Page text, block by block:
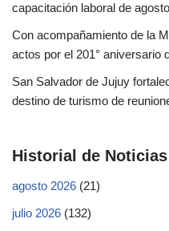
capacitación laboral de agosto
Con acompañamiento de la
actos por el 201° aniversario
San Salvador de Jujuy
destino de turismo de
Historial de Noticias
agosto 2026 (21)
julio 2026 (132)